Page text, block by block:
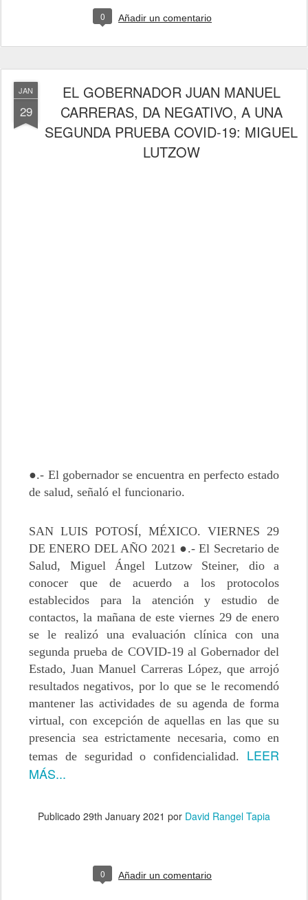
0 Añadir un comentario
JAN
29
EL GOBERNADOR JUAN MANUEL
CARRERAS, DA NEGATIVO, A UNA
SEGUNDA PRUEBA COVID-19: MIGUEL
LUTZOW
●.- El gobernador se encuentra en perfecto estado
de salud, señaló el funcionario.
SAN LUIS POTOSÍ, MÉXICO. VIERNES 29
DE ENERO DEL AÑO 2021 ●.- El Secretario de
Salud, Miguel Ángel Lutzow Steiner, dio a
conocer que de acuerdo a los protocolos
establecidos para la atención y estudio de
contactos, la mañana de este viernes 29 de enero
se le realizó una evaluación clínica con una
segunda prueba de COVID-19 al Gobernador del
Estado, Juan Manuel Carreras López, que arrojó
resultados negativos, por lo que se le recomendó
mantener las actividades de su agenda de forma
virtual, con excepción de aquellas en las que su
presencia sea estrictamente necesaria, como en
temas de seguridad o confidencialidad. LEER
MÁS...
Publicado 29th January 2021 por David Rangel Tapia
0 Añadir un comentario